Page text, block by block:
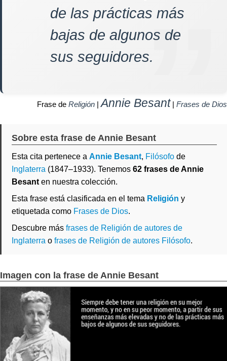
de las prácticas más
bajas de algunos de
sus seguidores.
Frase de Religión |Annie Besant| Frases de Dios
Sobre esta frase de Annie Besant
Esta cita pertenece a Annie Besant, Filósofo de
Inglaterra (1847–1933). Tenemos 62 frases de Annie
Besant en nuestra colección.
Esta frase está clasificada en el tema Religión y
etiquetada como Frases de Dios.
Descubre más frases de Religión de autores de
Inglaterra o frases de Religión de autores Filósofo.
Imagen con la frase de Annie Besant